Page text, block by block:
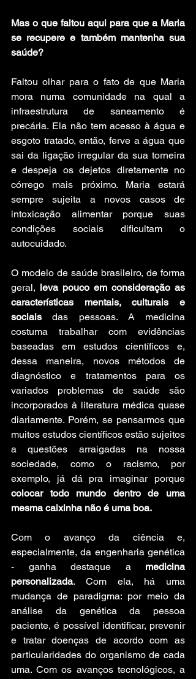
Mas o que faltou aqui para que a Maria
se recupere e também mantenha sua
saúde?
Faltou olhar para o fato de que Maria
mora numa comunidade na qual a
infraestrutura de saneamento é
precária. Ela não tem acesso à água e
esgoto tratado, então, ferve a água que
sai da ligação irregular da sua torneira
e despeja os dejetos diretamente no
córrego mais próximo. Maria estará
sempre sujeita a novos casos de
intoxicação alimentar porque suas
condições sociais dificultam o
autocuidado.
O modelo de saúde brasileiro, de forma
geral, leva pouco em consideração as
características mentais, culturais e
sociais das pessoas. A medicina
costuma trabalhar com evidências
baseadas em estudos científicos e,
dessa maneira, novos métodos de
diagnóstico e tratamentos para os
variados problemas de saúde são
incorporados à literatura médica quase
diariamente. Porém, se pensarmos que
muitos estudos científicos estão sujeitos
a questões arraigadas na nossa
sociedade, como o racismo, por
exemplo, já dá pra imaginar porque
colocar todo mundo dentro de uma
mesma caixinha não é uma boa.
Com o avanço da ciência e,
especialmente, da engenharia genética
- ganha destaque a medicina
personalizada. Com ela, há uma
mudança de paradigma: por meio da
análise da genética da pessoa
paciente, é possível identificar, prevenir
e tratar doenças de acordo com as
particularidades do organismo de cada
uma. Com os avanços tecnológicos, a